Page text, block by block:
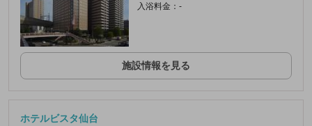
入浴料金：-
施設情報を見る
ホテルビスタ仙台